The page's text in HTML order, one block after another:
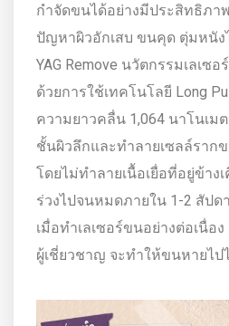
กำจัดขนได้อย่างมีประสิทธิภา
ปัญหาผิวอักเสบ ขนคุด ตุ่มหนัง
YAG Remove นวัตกรรมเลเซ
ด้วยการใช้เทคโนโลยี Long
ความยาวคลื่น 1,064 นาโนเม
ชั้นผิวลึกและทำลายเซลล์ราก
โดยไม่ทำลายเนื้อเยื่อที่อยู่ข้าง
ร่วงไปจนหมดภายใน 1-2 สัป
เมื่อทำเลเซอร์ขนอย่างต่อเนื่อ
ผู้เชี่ยวชาญ จะทำให้ขนหายไป